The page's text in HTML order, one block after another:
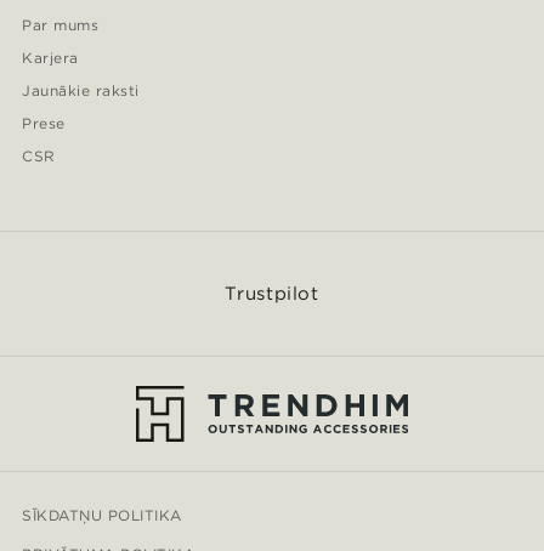
Par mums
Karjera
Jaunākie raksti
Prese
CSR
Trustpilot
SĪKDATŅU POLITIKA